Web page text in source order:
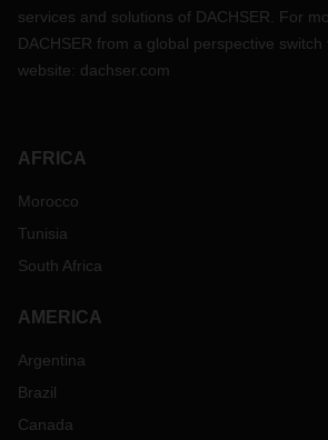
services and solutions of DACHSER. For
DACHSER from a global perspective
website: dachser.com
AFRICA
Morocco
Tunisia
South Africa
AMERICA
Argentina
Brazil
Canada